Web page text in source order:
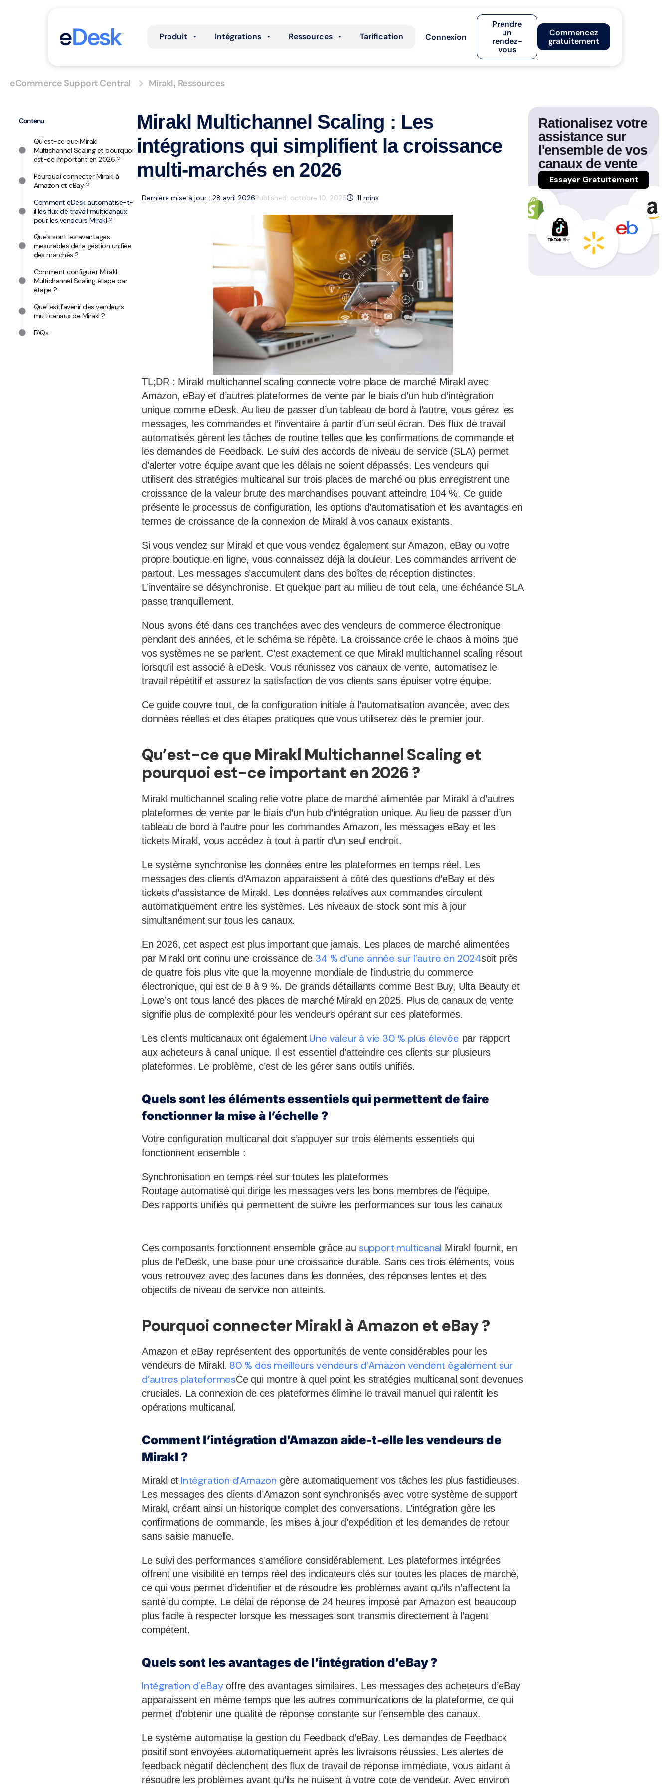
Produit Intégrations Ressources Tarification Connexion
Prendre
un
rendez-
vous
Commencez
gratuitement
eCommerce Support Central Mirakl, Ressources
Contenu
Qu’est-ce que Mirakl
Multichannel Scaling et pourquoi
est-ce important en 2026 ?
Pourquoi connecter Mirakl à
Amazon et eBay ?
Comment eDesk automatise-t-
il les flux de travail multicanaux
pour les vendeurs Mirakl ?
Quels sont les avantages
mesurables de la gestion unifiée
des marchés ?
Comment configurer Mirakl
Multichannel Scaling étape par
étape ?
Quel est l’avenir des vendeurs
multicanaux de Mirakl ?
FAQs
Mirakl Multichannel Scaling : Les
intégrations qui simplifient la croissance
multi-marchés en 2026
Dernière mise à jour : 28 avril 2026Published: octobre 10, 2025 11 mins
TL;DR : Mirakl multichannel scaling connecte votre place de marché Mirakl avec
Amazon, eBay et d’autres plateformes de vente par le biais d’un hub d’intégration
unique comme eDesk. Au lieu de passer d’un tableau de bord à l’autre, vous gérez les
messages, les commandes et l’inventaire à partir d’un seul écran. Des flux de travail
automatisés gèrent les tâches de routine telles que les confirmations de commande et
les demandes de Feedback. Le suivi des accords de niveau de service (SLA) permet
d’alerter votre équipe avant que les délais ne soient dépassés. Les vendeurs qui
utilisent des stratégies multicanal sur trois places de marché ou plus enregistrent une
croissance de la valeur brute des marchandises pouvant atteindre 104 %. Ce guide
présente le processus de configuration, les options d’automatisation et les avantages en
termes de croissance de la connexion de Mirakl à vos canaux existants.
Si vous vendez sur Mirakl et que vous vendez également sur Amazon, eBay ou votre
propre boutique en ligne, vous connaissez déjà la douleur. Les commandes arrivent de
partout. Les messages s’accumulent dans des boîtes de réception distinctes.
L’inventaire se désynchronise. Et quelque part au milieu de tout cela, une échéance SLA
passe tranquillement.
Nous avons été dans ces tranchées avec des vendeurs de commerce électronique
pendant des années, et le schéma se répète. La croissance crée le chaos à moins que
vos systèmes ne se parlent. C’est exactement ce que Mirakl multichannel scaling résout
lorsqu’il est associé à eDesk. Vous réunissez vos canaux de vente, automatisez le
travail répétitif et assurez la satisfaction de vos clients sans épuiser votre équipe.
Ce guide couvre tout, de la configuration initiale à l’automatisation avancée, avec des
données réelles et des étapes pratiques que vous utiliserez dès le premier jour.
Qu’est-ce que Mirakl Multichannel Scaling et
pourquoi est-ce important en 2026 ?
Mirakl multichannel scaling relie votre place de marché alimentée par Mirakl à d’autres
plateformes de vente par le biais d’un hub d’intégration unique. Au lieu de passer d’un
tableau de bord à l’autre pour les commandes Amazon, les messages eBay et les
tickets Mirakl, vous accédez à tout à partir d’un seul endroit.
Le système synchronise les données entre les plateformes en temps réel. Les
messages des clients d’Amazon apparaissent à côté des questions d’eBay et des
tickets d’assistance de Mirakl. Les données relatives aux commandes circulent
automatiquement entre les systèmes. Les niveaux de stock sont mis à jour
simultanément sur tous les canaux.
En 2026, cet aspect est plus important que jamais. Les places de marché alimentées
par Mirakl ont connu une croissance de 34 % d’une année sur l’autre en 2024soit près
de quatre fois plus vite que la moyenne mondiale de l’industrie du commerce
électronique, qui est de 8 à 9 %. De grands détaillants comme Best Buy, Ulta Beauty et
Lowe’s ont tous lancé des places de marché Mirakl en 2025. Plus de canaux de vente
signifie plus de complexité pour les vendeurs opérant sur ces plateformes.
Les clients multicanaux ont également Une valeur à vie 30 % plus élevée par rapport
aux acheteurs à canal unique. Il est essentiel d’atteindre ces clients sur plusieurs
plateformes. Le problème, c’est de les gérer sans outils unifiés.
Quels sont les éléments essentiels qui permettent de faire
fonctionner la mise à l’échelle ?
Votre configuration multicanal doit s’appuyer sur trois éléments essentiels qui
fonctionnent ensemble :
Synchronisation en temps réel sur toutes les plateformes
Routage automatisé qui dirige les messages vers les bons membres de l’équipe.
Des rapports unifiés qui permettent de suivre les performances sur tous les canaux
Ces composants fonctionnent ensemble grâce au support multicanal Mirakl fournit, en
plus de l’eDesk, une base pour une croissance durable. Sans ces trois éléments, vous
vous retrouvez avec des lacunes dans les données, des réponses lentes et des
objectifs de niveau de service non atteints.
Pourquoi connecter Mirakl à Amazon et eBay ?
Amazon et eBay représentent des opportunités de vente considérables pour les
vendeurs de Mirakl. 80 % des meilleurs vendeurs d’Amazon vendent également sur
d’autres plateformesCe qui montre à quel point les stratégies multicanal sont devenues
cruciales. La connexion de ces plateformes élimine le travail manuel qui ralentit les
opérations multicanal.
Comment l’intégration d’Amazon aide-t-elle les vendeurs de
Mirakl ?
Mirakl et Intégration d’Amazon gère automatiquement vos tâches les plus fastidieuses.
Les messages des clients d’Amazon sont synchronisés avec votre système de support
Mirakl, créant ainsi un historique complet des conversations. L’intégration gère les
confirmations de commande, les mises à jour d’expédition et les demandes de retour
sans saisie manuelle.
Le suivi des performances s’améliore considérablement. Les plateformes intégrées
offrent une visibilité en temps réel des indicateurs clés sur toutes les places de marché,
ce qui vous permet d’identifier et de résoudre les problèmes avant qu’ils n’affectent la
santé du compte. Le délai de réponse de 24 heures imposé par Amazon est beaucoup
plus facile à respecter lorsque les messages sont transmis directement à l’agent
compétent.
Quels sont les avantages de l’intégration d’eBay ?
Intégration d’eBayoffre des avantages similaires. Les messages des acheteurs d’eBay
apparaissent en même temps que les autres communications de la plateforme, ce qui
permet d’obtenir une qualité de réponse constante sur l’ensemble des canaux.
Le système automatise la gestion du Feedback d’eBay. Les demandes de Feedback
positif sont envoyées automatiquement après les livraisons réussies. Les alertes de
feedback négatif déclenchent des flux de travail de réponse immédiate, vous aidant à
résoudre les problèmes avant qu’ils ne nuisent à votre cote de vendeur. Avec environ
Rationalisez votre
assistance sur
l'ensemble de vos
canaux de vente
Essayer Gratuitement